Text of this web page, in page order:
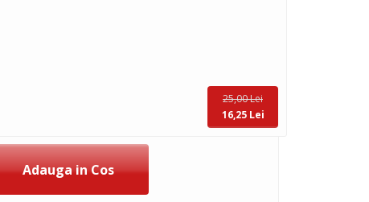
25,00 Lei
16,25 Lei